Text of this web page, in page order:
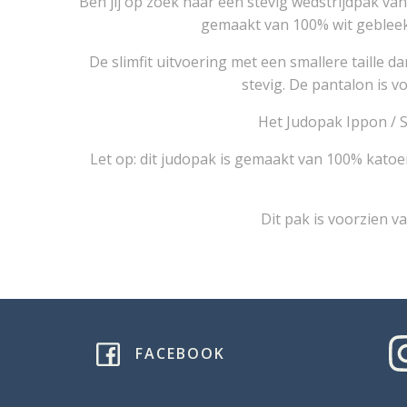
gemaakt van 100% wit
De slimfit uitvoering met een smallere taille
stevig. De pantalon is
Het Judopak Ippon /
Let op: dit judopak is gemaakt van 100%
Dit pak is voorzien
FACEBOOK